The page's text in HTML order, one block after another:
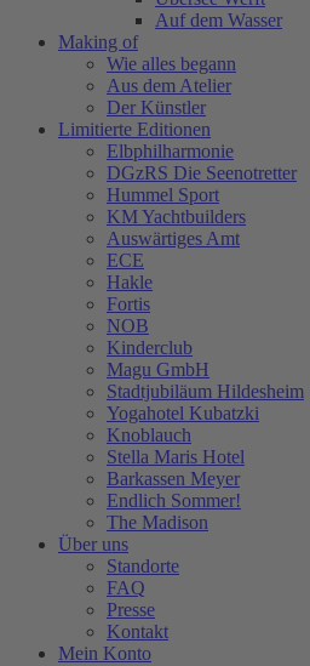
Auf dem Wasser
Making of
Wie alles begann
Aus dem Atelier
Der Künstler
Limitierte Editionen
Elbphilharmonie
DGzRS Die Seenotretter
Hummel Sport
KM Yachtbuilders
Auswärtiges Amt
ECE
Hakle
Fortis
NOB
Kinderclub
Magu GmbH
Stadtjubiläum Hildesheim
Yogahotel Kubatzki
Knoblauch
Stella Maris Hotel
Barkassen Meyer
Endlich Sommer!
The Madison
Über uns
Standorte
FAQ
Presse
Kontakt
Mein Konto